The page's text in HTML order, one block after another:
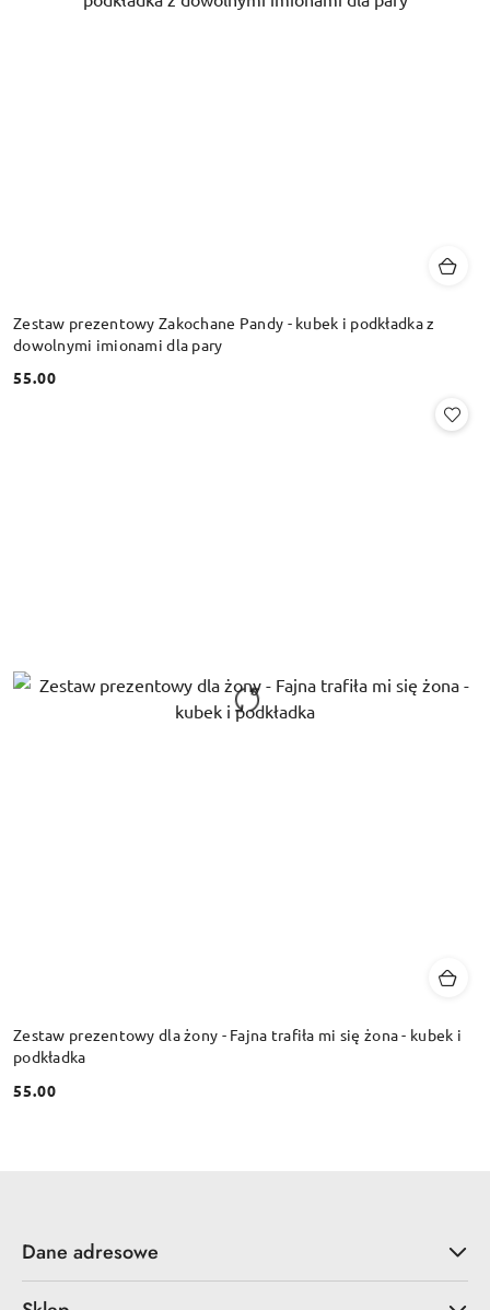
Zestaw prezentowy Zakochane Pandy - kubek i podkładka z
dowolnymi imionami dla pary
Cena:
55.00
Zestaw prezentowy dla żony - Fajna trafiła mi się żona - kubek i
podkładka
Cena:
55.00
Dane adresowe